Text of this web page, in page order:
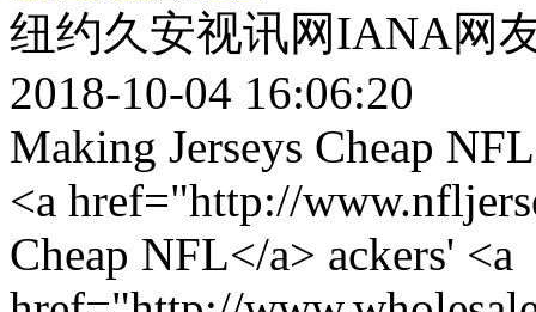
纽约久安视讯网IANA网
2018-10-04 16:06:20
Making Jerseys Cheap
<a href="http://
Cheap NFL</a> ackers' <a